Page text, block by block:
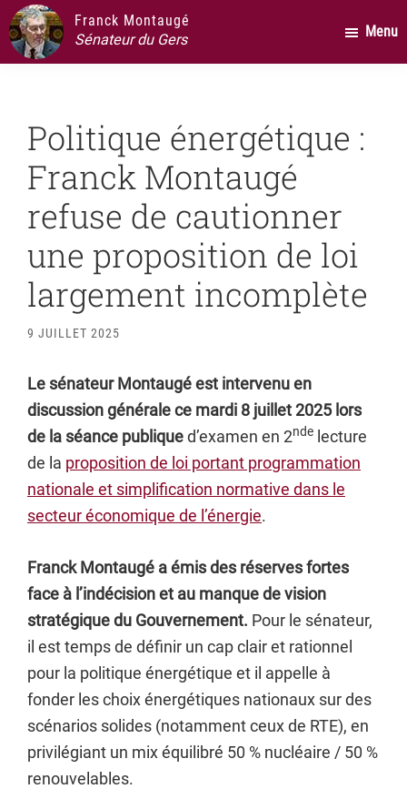
Passer
au
contenu
Passer
la
principale
Passer
au
pied
Franck Montaugé
Sénateur du Gers
Menu
Politique énergétique :
Franck Montaugé
refuse de cautionner
une proposition de loi
largement incomplète
9 JUILLET 2025
Le sénateur Montaugé est intervenu en
discussion générale ce mardi 8 juillet 2025 lors
de la séance publiqued’examen en 2nde lecture
de la proposition de loi portant programmation
nationale et simplification normative dans le
secteur économique de l’énergie.
Franck Montaugé a émis des réserves fortes
face à l’indécision et au manque de vision
stratégique du Gouvernement. Pour le sénateur,
il est temps de définir un cap clair et rationnel
pour la politique énergétique et il appelle à
fonder les choix énergétiques nationaux sur des
scénarios solides (notamment ceux de RTE), en
privilégiant un mix équilibré 50 % nucléaire / 50 %
renouvelables.